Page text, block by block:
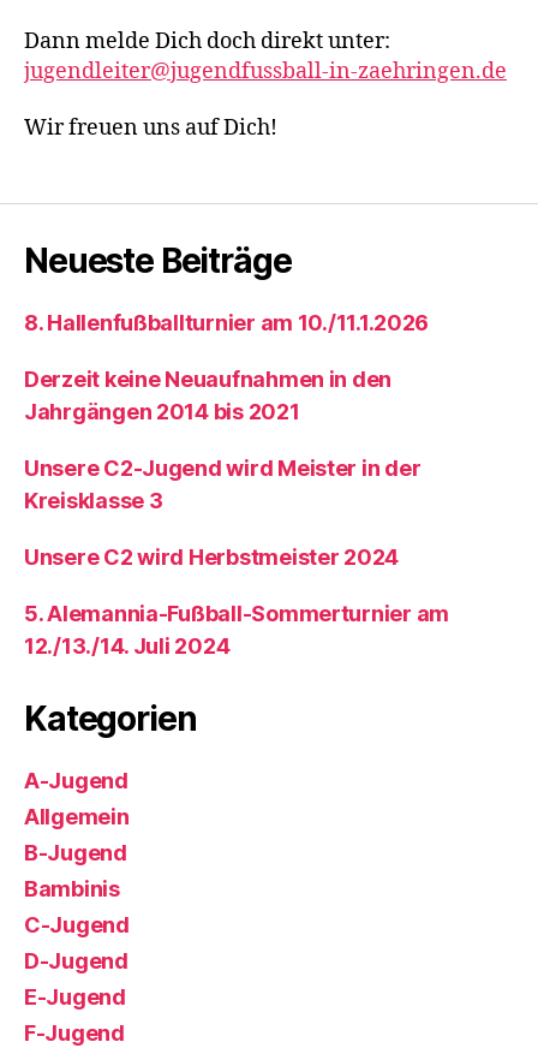
Dann melde Dich doch direkt unter:
jugendleiter@jugendfussball-in-zaehringen.de
Wir freuen uns auf Dich!
Neueste Beiträge
8. Hallenfußballturnier am 10./11.1.2026
Derzeit keine Neuaufnahmen in den
Jahrgängen 2014 bis 2021
Unsere C2-Jugend wird Meister in der
Kreisklasse 3
Unsere C2 wird Herbstmeister 2024
5. Alemannia-Fußball-Sommerturnier am
12./13./14. Juli 2024
Kategorien
A-Jugend
Allgemein
B-Jugend
Bambinis
C-Jugend
D-Jugend
E-Jugend
F-Jugend